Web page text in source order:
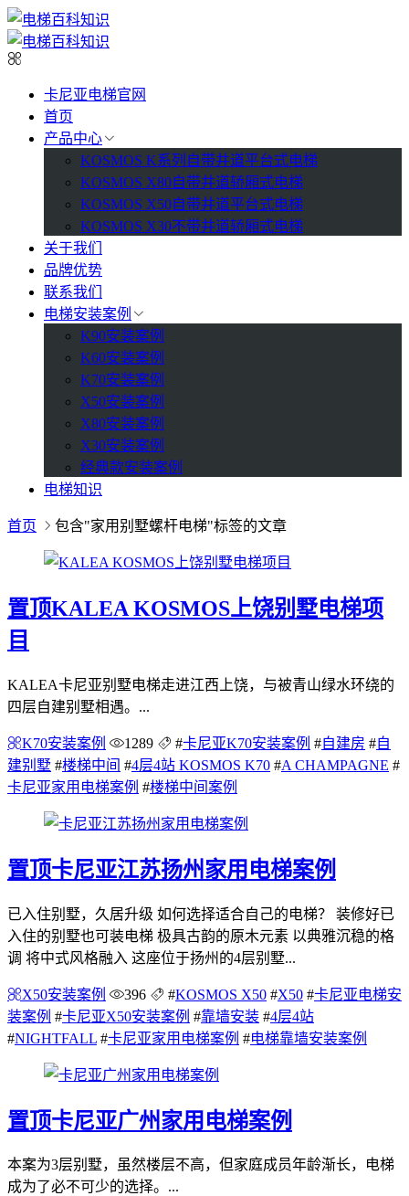
卡尼亚电梯官网
首页
产品中心
KOSMOS K系列自带井道平台式电梯
KOSMOS X80自带井道轿厢式电梯
KOSMOS X50自带井道平台式电梯
KOSMOS X30不带井道轿厢式电梯
关于我们
品牌优势
联系我们
电梯安装案例
K90安装案例
K60安装案例
K70安装案例
X50安装案例
X80安装案例
X30安装案例
经典款安装案例
电梯知识
首页 包含"家用别墅螺杆电梯"标签的文章
置顶KALEA KOSMOS上饶别墅电梯项
目
KALEA卡尼亚别墅电梯走进江西上饶，与被青山绿水环绕的
四层自建别墅相遇。...
K70安装案例 1289 #卡尼亚K70安装案例 #自建房 #自
建别墅 #楼梯中间 #4层4站 KOSMOS K70 #A CHAMPAGNE #
卡尼亚家用电梯案例 #楼梯中间案例
置顶卡尼亚江苏扬州家用电梯案例
已入住别墅，久居升级 如何选择适合自己的电梯？ 装修好已
入住的别墅也可装电梯 极具古韵的原木元素 以典雅沉稳的格
调 将中式风格融入 这座位于扬州的4层别墅...
X50安装案例 396 #KOSMOS X50 #X50 #卡尼亚电梯安
装案例 #卡尼亚X50安装案例 #靠墙安装 #4层4站
#NIGHTFALL #卡尼亚家用电梯案例 #电梯靠墙安装案例
置顶卡尼亚广州家用电梯案例
本案为3层别墅，虽然楼层不高，但家庭成员年龄渐长，电梯
成为了必不可少的选择。...